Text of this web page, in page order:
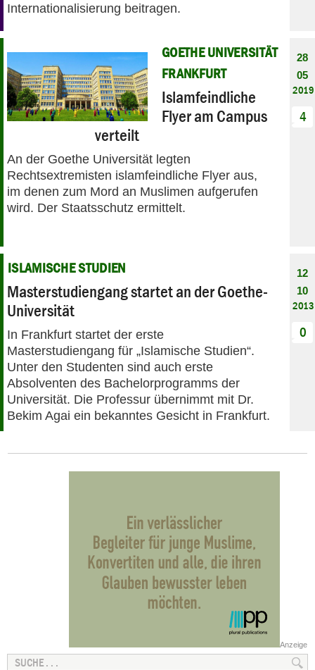
Internationalisierung beitragen.
GOETHE UNIVERSITÄT
FRANKFURT
Islamfeindliche
Flyer am Campus
verteilt
An der Goethe Universität legten
Rechtsextremisten islamfeindliche Flyer aus,
im denen zum Mord an Muslimen aufgerufen
wird. Der Staatsschutz ermittelt.
28
05
2019
4
ISLAMISCHE STUDIEN
Masterstudiengang startet an der Goethe-
Universität
In Frankfurt startet der erste
Masterstudiengang für „Islamische Studien“.
Unter den Studenten sind auch erste
Absolventen des Bachelorprogramms der
Universität. Die Professur übernimmt mit Dr.
Bekim Agai ein bekanntes Gesicht in Frankfurt.
12
10
2013
0
Anzeige